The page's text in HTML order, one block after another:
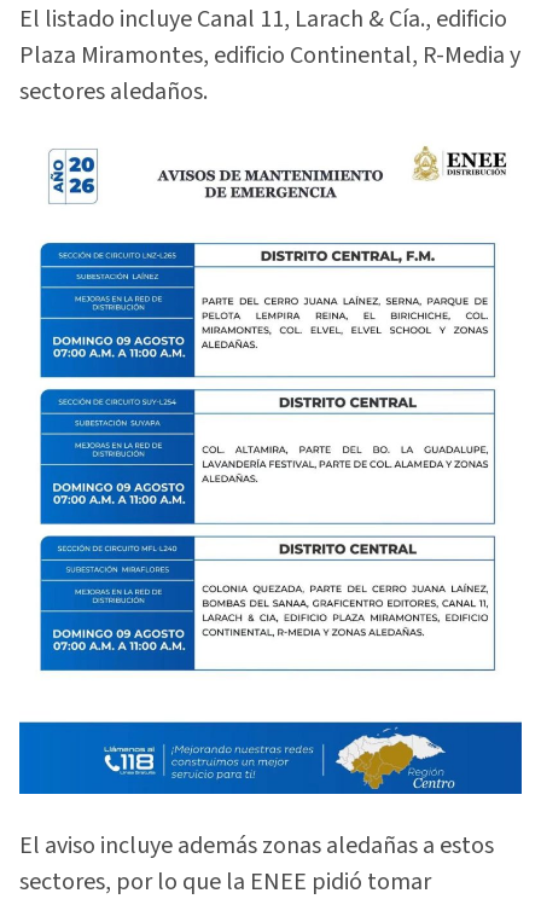
El listado incluye Canal 11, Larach & Cía., edificio
Plaza Miramontes, edificio Continental, R-Media y
sectores aledaños.
El aviso incluye además zonas aledañas a estos
sectores, por lo que la ENEE pidió tomar